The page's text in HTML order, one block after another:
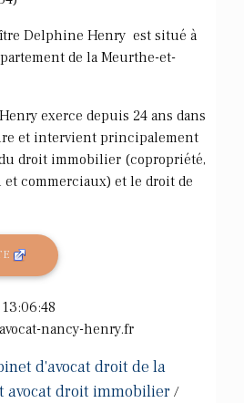
Delphine Henry est situé à
de la Meurthe-et-
exerce depuis 24 ans dans
et intervient principalement
droit immobilier (copropriété,
commerciaux) et le droit de
nancy-henry.fr
d'avocat droit de la
avocat droit immobilier /